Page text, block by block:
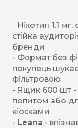
- Нікотин 1.1
стійка
бренди
- Формат без
покупець
фільтровою
- Ящик 600 шт -
попитом або
кіосками
- Leana -